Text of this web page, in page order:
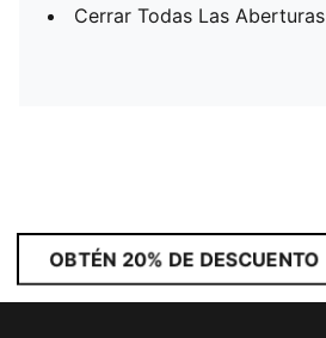
Cerrar Todas Las Aberturas
OBTÉN 20% DE DESCUENTO